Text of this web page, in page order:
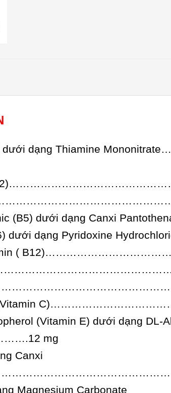
dưới dạng Thiamine
(B5) dưới dạng Canxi
dưới dạng Pyridoxine
(
(Vitamin
(Vitamin E) dưới dạng DL-
mg
Canxi
Magnesium Carbonate